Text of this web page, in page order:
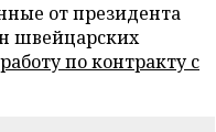
от президента
швейцарских
по контракту с